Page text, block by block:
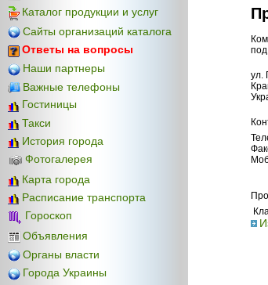
Каталог продукции и услуг
Сайты организаций каталога
Ответы на вопросы
Наши партнеры
Важные телефоны
Гостиницы
Такси
История города
Фотогалерея
Карта города
Расписание транспорта
Гороскоп
Объявления
Органы власти
Города Украины
ул.